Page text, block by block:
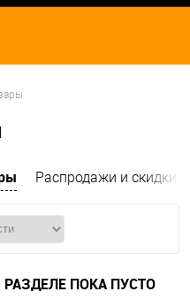
Распродажи и скидки
ПОКА ПУСТО